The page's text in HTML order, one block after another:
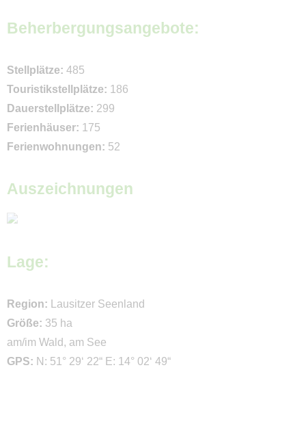
Kontakt
Beherbergungsangebote:
Stellplätze: 485
Touristikstellplätze: 186
Dauerstellplätze: 299
Ferienhäuser: 175
Ferienwohnungen: 52
Auszeichnungen
Lage:
Region: Lausitzer Seenland
Größe: 35 ha
am/im Wald, am See
GPS: N: 51° 29‘ 22“ E: 14° 02‘ 49“